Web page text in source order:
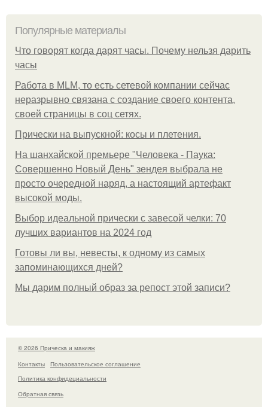
Популярные материалы
Что говорят когда дарят часы. Почему нельзя дарить
часы
Работа в MLM, то есть сетевой компании сейчас
неразрывно связана с создание своего контента,
своей страницы в соц сетях.
Прически на выпускной: косы и плетения.
На шанхайской премьере "Человека - Паука:
Совершенно Новый День" зендея выбрала не
просто очередной наряд, а настоящий артефакт
высокой моды.
Выбор идеальной прически с завесой челки: 70
лучших вариантов на 2024 год
Готовы ли вы, невесты, к одному из самых
запоминающихся дней?
Мы дарим полный образ за репост этой записи?
© 2026 Прическа и макияж
Контакты
Пользовательское соглашение
Политика конфидециальности
Обратная связь